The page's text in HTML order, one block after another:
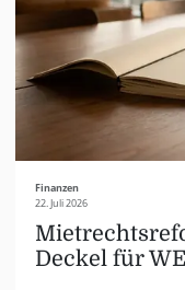
Finanzen
22. Juli 2026
Deckel für